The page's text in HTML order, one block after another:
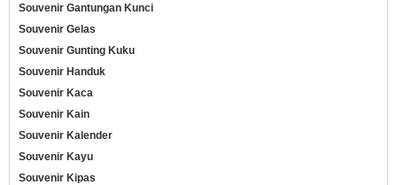
Souvenir Gantungan Kunci
Souvenir Gelas
Souvenir Gunting Kuku
Souvenir Handuk
Souvenir Kaca
Souvenir Kain
Souvenir Kalender
Souvenir Kayu
Souvenir Kipas